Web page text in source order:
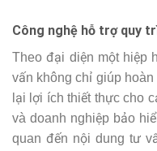
Công nghệ hỗ trợ quy
Theo đại diện một hiệp
vấn không chỉ giúp
lại lợi ích thiết thực cho
và doanh nghiệp bảo
quan đến nội dung tư